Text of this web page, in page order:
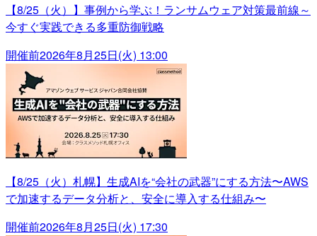
【8/25（火）】事例から学ぶ！ランサムウェア対策最前線～
今すぐ実践できる多重防御戦略
開催前2026年8月25日(火) 13:00
【8/25（火）札幌】生成AIを“会社の武器”にする方法〜AWS
で加速するデータ分析と、安全に導入する仕組み〜
開催前2026年8月25日(火) 17:30